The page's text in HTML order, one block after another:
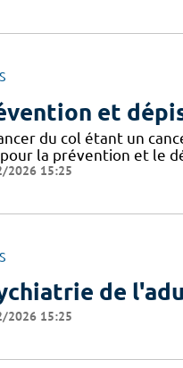
et
du col étant un
la prévention et le
2026 15:25
de
2026 15:25